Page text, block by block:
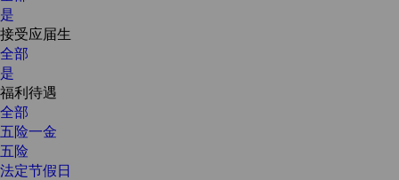
是
接受应届生
全部
是
福利待遇
全部
五险一金
五险
法定节假日